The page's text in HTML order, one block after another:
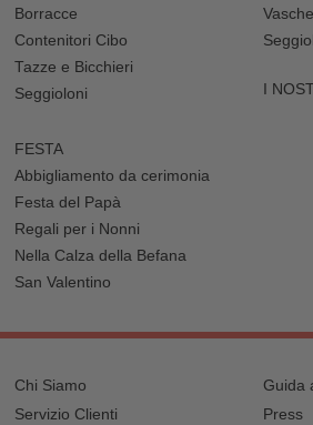
Borracce
Contenitori Cibo
Tazze e Bicchieri
Seggioloni
I
FESTA
Abbigliamento da cerimonia
Festa del Papà
Regali per i Nonni
Nella Calza della Befana
San Valentino
Chi Siamo
Servizio Clienti
Guida
Press